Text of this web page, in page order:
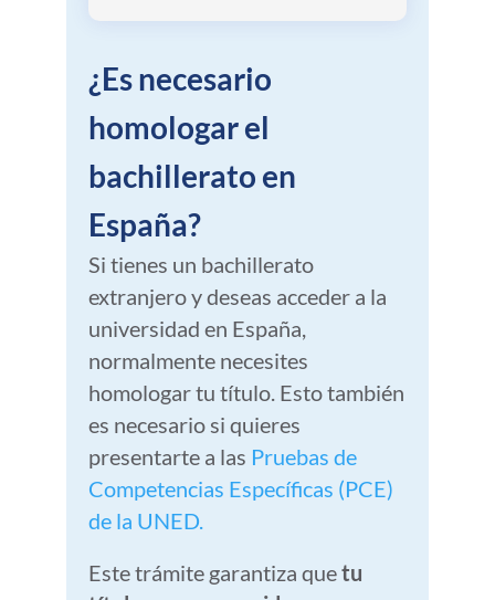
¿Es necesario
homologar el
bachillerato en
España?
Si tienes un bachillerato
extranjero y deseas acceder a la
universidad en España,
normalmente necesites
homologar tu título. Esto también
es necesario si quieres
presentarte a las Pruebas de
Competencias Específicas (PCE)
de la UNED.
Este trámite garantiza quetu